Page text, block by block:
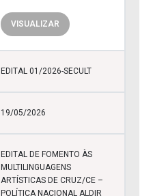
VISUALIZAR
EDITAL 01/2026-SECULT
19/05/2026
EDITAL DE FOMENTO ÀS
MULTILINGUAGENS
ARTÍSTICAS DE CRUZ/CE –
POLÍTICA NACIONAL ALDIR